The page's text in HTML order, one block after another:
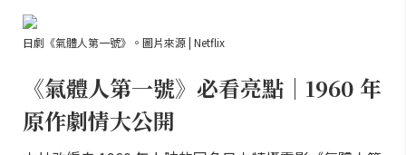
日劇《氣體人第一號》。圖片來源 | Netflix
《氣體人第一號》必看亮點｜1960 年
原作劇情大公開